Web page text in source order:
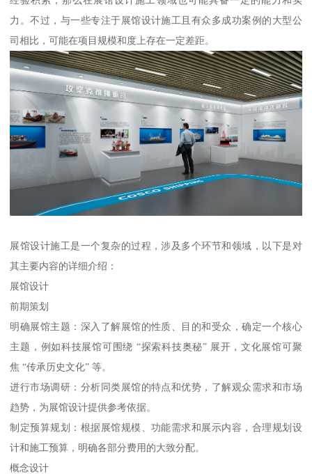
力。不过，与一些专注于展馆设计施工且有众多成功案例的大型公
司相比，可能在项目规模和度上存在一定差距。
展馆设计施工是一个复杂的过程，涉及多个环节和领域，以下是对
其主要内容的详细介绍：
展馆设计
前期策划
明确展馆主题：深入了解展馆的性质、目的和受众，确定一个核心
主题，例如科技展馆可围绕 “探索科技奥秘” 展开，文化展馆可聚
焦 “传承历史文化” 等。
进行市场调研：分析同类展馆的特点和优势，了解观众需求和市场
趋势，为展馆设计提供参考依据。
制定预算规划：根据展馆规模、功能需求和展示内容，合理规划设
计和施工预算，明确各部分费用的大致分配。
概念设计